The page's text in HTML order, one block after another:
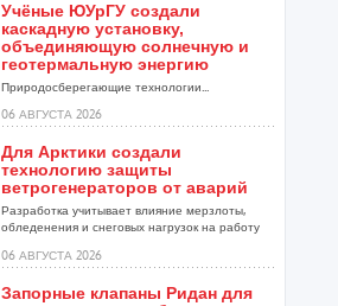
Учёные ЮУрГУ создали
каскадную установку,
объединяющую солнечную и
геотермальную энергию
Природосберегающие технологии...
06 АВГУСТА 2026
Для Арктики создали
технологию защиты
ветрогенераторов от аварий
Разработка учитывает влияние мерзлоты,
обледенения и снеговых нагрузок на работу
06 АВГУСТА 2026
Запорные клапаны Ридан для